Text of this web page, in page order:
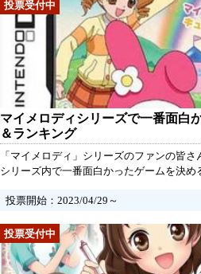
マイメロディシリーズで一番面白
＆ランキング
「マイメロディ」シリーズのファンの皆さ
シリーズ内で一番面白かったゲームを決
品は何ですか？ぜひ、あなたのお気に入り
投票開始：2023/04/29～